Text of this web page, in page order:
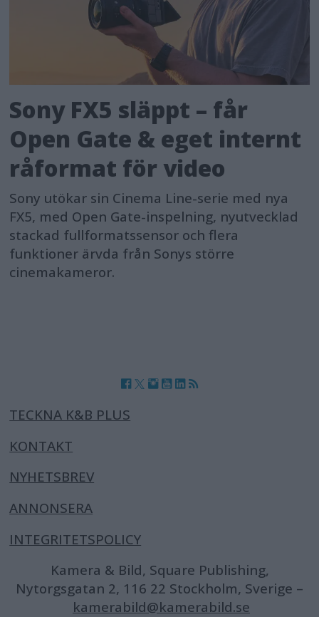
Sony FX5 släppt – får
Open Gate & eget internt
råformat för video
Sony utökar sin Cinema Line-serie med nya
FX5, med Open Gate-inspelning, nyutvecklad
stackad fullformatssensor och flera
funktioner ärvda från Sonys större
cinemakameror.
TECKNA K&B PLUS
KONTAKT
NYHETSBREV
ANNONSERA
INTEGRITETSPOLICY
Kamera & Bild, Square Publishing,
Nytorgsgatan 2, 116 22 Stockholm, Sverige –
kamerabild@kamerabild.se